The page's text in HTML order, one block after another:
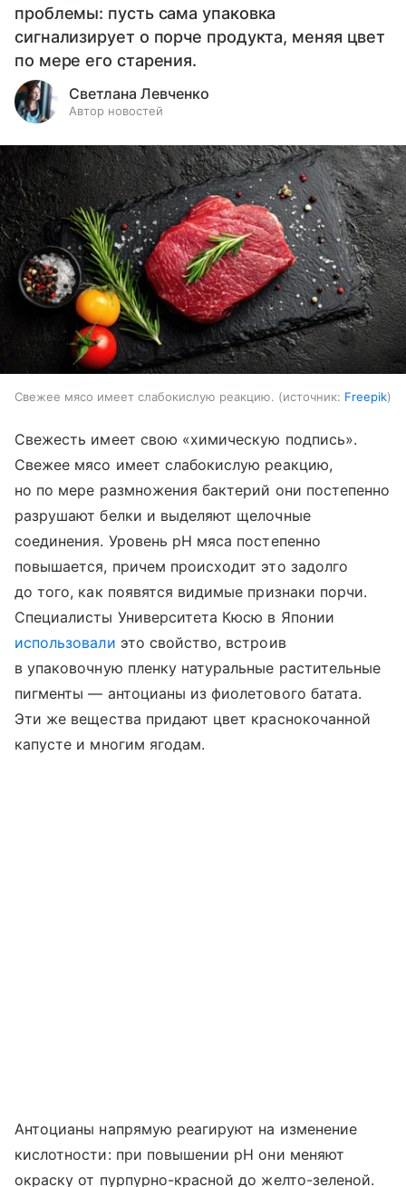
проблемы: пусть сама упаковка
сигнализирует о порче продукта, меняя цвет
по мере его старения.
Светлана Левченко
Автор новостей
Свежее мясо имеет слабокислую реакцию. источник: Freepik
Свежесть имеет свою «химическую подпись».
Свежее мясо имеет слабокислую реакцию,
но по мере размножения бактерий они постепенно
разрушают белки и выделяют щелочные
соединения. Уровень pH мяса постепенно
повышается, причем происходит это задолго
до того, как появятся видимые признаки порчи.
Специалисты Университета Кюсю в Японии
использовали это свойство, встроив
в упаковочную пленку натуральные растительные
пигменты — антоцианы из фиолетового батата.
Эти же вещества придают цвет краснокочанной
капусте и многим ягодам.
Антоцианы напрямую реагируют на изменение
кислотности: при повышении pH они меняют
окраску от пурпурно-красной до желто-зеленой.